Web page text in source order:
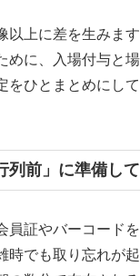
以上に差を生みま
めに、入場付与と
をひとまとめにし
列前」に準備し
員証やバーコード
時でも取り忘れが